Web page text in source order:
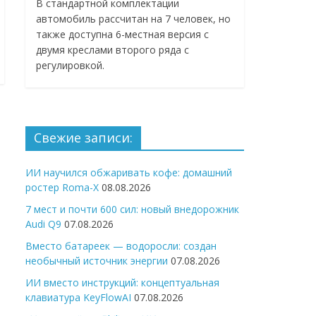
В стандартной комплектации
автомобиль рассчитан на 7 человек, но
также доступна 6-местная версия с
двумя креслами второго ряда с
регулировкой.
Свежие записи:
ИИ научился обжаривать кофе: домашний
ростер Roma-X 08.08.2026
7 мест и почти 600 сил: новый внедорожник
Audi Q9 07.08.2026
Вместо батареек — водоросли: создан
необычный источник энергии 07.08.2026
ИИ вместо инструкций: концептуальная
клавиатура KeyFlowAI 07.08.2026